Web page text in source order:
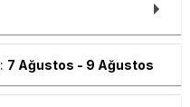
7 Ağustos - 9 Ağustos